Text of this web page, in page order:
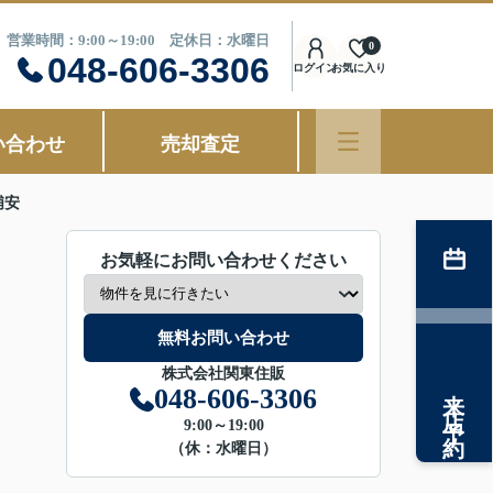
営業時間：9:00～19:00 定休日：水曜日
048-606-3306 ログインお気に入り
0
合わせ 売却査定
安
お気軽にお問い合わせください
無料お問い合わせ
株式会社関東住販
048-606-3306
9:00～19:00
（休：水曜日）
来店予約